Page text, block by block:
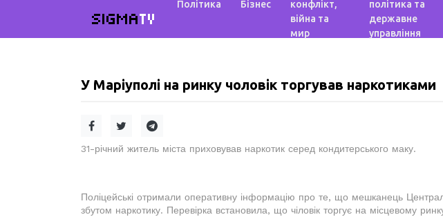
SIGMATV
Політика Бізнес
конфлікт,
війна та
мир
політика та
державне
управління
У Маріуполі на ринку чоловік торгував наркотиками
31-річний житель міста приховував наркотик серед кондитерського маку.
Поліцейські отримали оперативну інформацію про те, що мешканець
збутом наркотику. Перевірка встановила, що чіловік торгує на місцевому